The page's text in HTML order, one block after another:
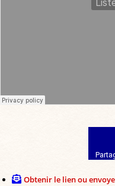
Obtenir le lien ou